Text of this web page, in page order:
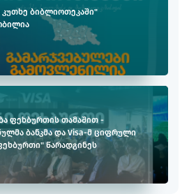
ბიბლიოთეკაში"
ფეხბურთის თამაშით -
ბანკმა და Visa-მ ციფრული
წარადგინეს